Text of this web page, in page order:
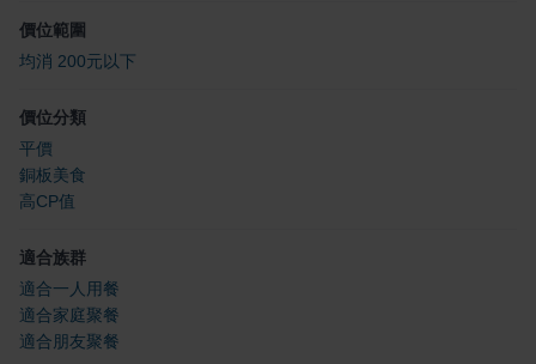
價位範圍
均消 200元以下
價位分類
平價
銅板美食
高CP值
適合族群
適合一人用餐
適合家庭聚餐
適合朋友聚餐